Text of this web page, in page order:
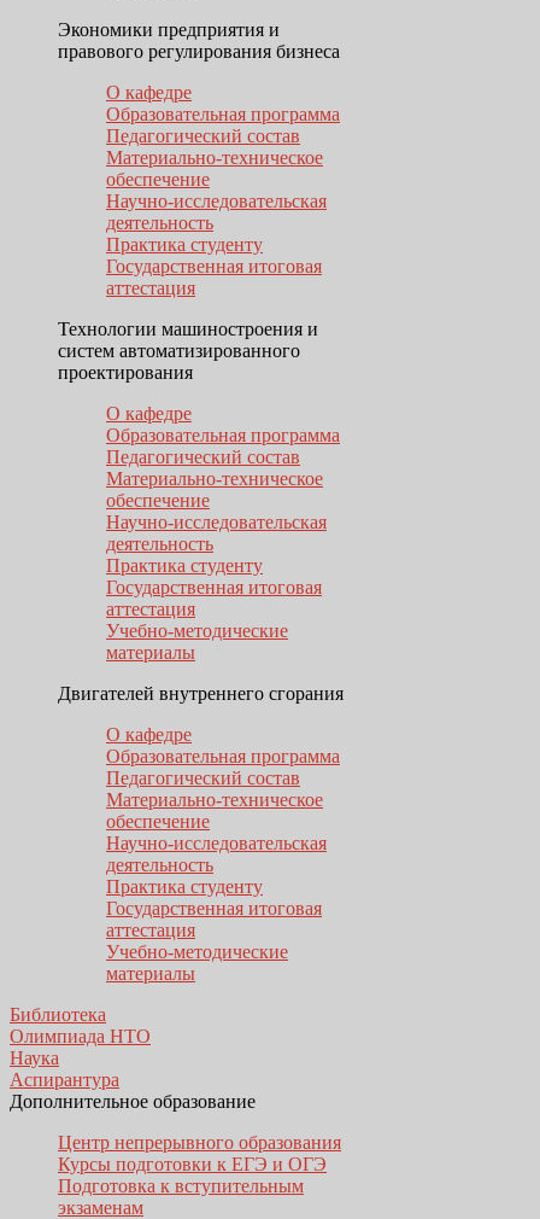
Экономики предприятия и
правового регулирования бизнеса
О кафедре
Образовательная программа
Педагогический состав
Материально-техническое
обеспечение
Научно-исследовательская
деятельность
Практика студенту
Государственная итоговая
аттестация
Технологии машиностроения и
систем автоматизированного
проектирования
О кафедре
Образовательная программа
Педагогический состав
Материально-техническое
обеспечение
Научно-исследовательская
деятельность
Практика студенту
Государственная итоговая
аттестация
Учебно-методические
материалы
Двигателей внутреннего сгорания
О кафедре
Образовательная программа
Педагогический состав
Материально-техническое
обеспечение
Научно-исследовательская
деятельность
Практика студенту
Государственная итоговая
аттестация
Учебно-методические
материалы
Библиотека
Олимпиада НТО
Наука
Аспирантура
Дополнительное образование
Центр непрерывного образования
Курсы подготовки к ЕГЭ и ОГЭ
Подготовка к вступительным
экзаменам